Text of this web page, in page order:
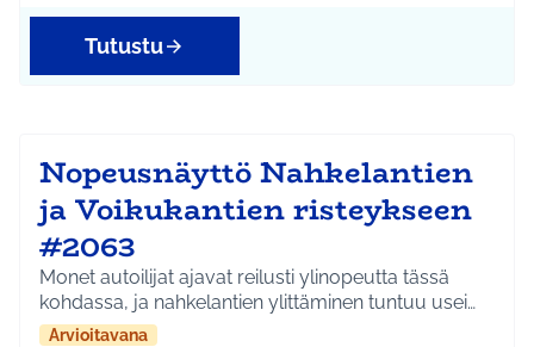
Tutustu
Nopeusnäyttö Nahkelantien
ja Voikukantien risteykseen
#2063
Monet autoilijat ajavat reilusti ylinopeutta tässä
kohdassa, ja nahkelantien ylittäminen tuntuu usei…
Arvioitavana